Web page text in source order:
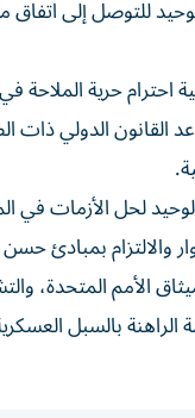
للتوصل إلى
احترام حرية الملاحة
القانون الدولي
لحل الأزمات في
والالتزام بمبادئ
الأمم المتحدة،
الراهنة بالسبل